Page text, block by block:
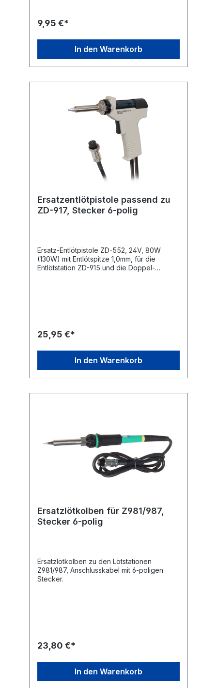
9,95 €*
In den Warenkorb
Ersatzentlötpistole passend zu
ZD-917, Stecker 6-polig
Ersatz-Entlötpistole ZD-552, 24V, 80W
(130W) mit Entlötspitze 1,0mm, für die
Entlötstation ZD-915 und die Doppel-
25,95 €*
In den Warenkorb
Ersatzlötkolben für Z981/987,
Stecker 6-polig
Ersatzlötkolben zu den Lötstationen
Z981/987, Anschlusskabel mit 6-poligen
Stecker.
23,80 €*
In den Warenkorb